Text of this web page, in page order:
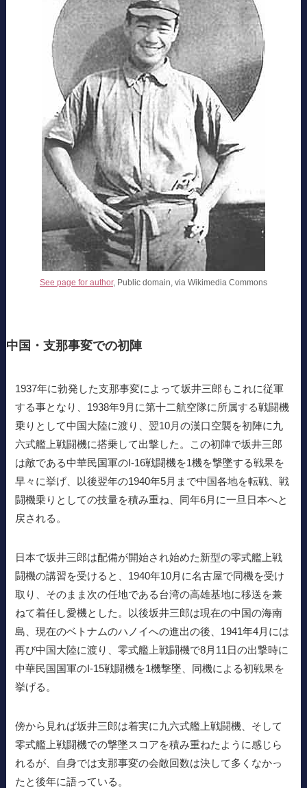
See page for author, Public domain, via Wikimedia Commons
中国・支那事変での初陣
1937年に勃発した支那事変によって坂井三郎もこれに従軍
する事となり、1938年9月に第十二航空隊に所属する戦闘機
乗りとして中国大陸に渡り、翌10月の漢口空襲を初陣に九
六式艦上戦闘機に搭乗して出撃した。この初陣で坂井三郎
は敵である中華民国軍のI-16戦闘機を1機を撃墜する戦果を
早々に挙げ、以後翌年の1940年5月まで中国各地を転戦、戦
闘機乗りとしての技量を積み重ね、同年6月に一旦日本へと
戻される。
日本で坂井三郎は配備が開始され始めた新型の零式艦上戦
闘機の講習を受けると、1940年10月に名古屋で同機を受け
取り、そのまま次の任地である台湾の高雄基地に移送を兼
ねて着任し愛機とした。以後坂井三郎は現在の中国の海南
島、現在のベトナムのハノイへの進出の後、1941年4月には
再び中国大陸に渡り、零式艦上戦闘機で8月11日の出撃時に
中華民国国軍のI-15戦闘機を1機撃墜、同機による初戦果を
挙げる。
傍から見れば坂井三郎は着実に九六式艦上戦闘機、そして
零式艦上戦闘機での撃墜スコアを積み重ねたように感じら
れるが、自身では支那事変の会敵回数は決して多くなかっ
たと後年に語っている。